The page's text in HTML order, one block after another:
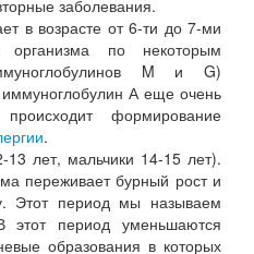
заболевания.
в возрасте от 6-ти до 7-ми
по некоторым
M и G)
иммуноглобулин А еще очень
формирование
.
13 лет, мальчики 14-15 лет).
переживает бурный рост и
Этот период мы называем
этот период уменьшаются
образования в которых